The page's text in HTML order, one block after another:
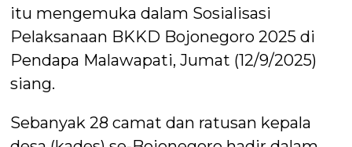
itu mengemuka dalam Sosialisasi
Pelaksanaan BKKD Bojonegoro 2025 di
Pendapa Malawapati, Jumat (12/9/2025)
siang.
Sebanyak 28 camat dan ratusan kepala